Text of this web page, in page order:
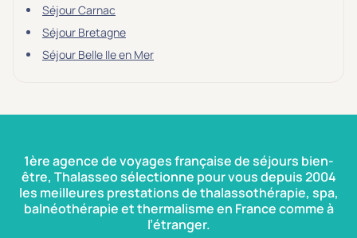
Séjour Carnac
Séjour Bretagne
Séjour Belle Ile en Mer
1ère agence de voyages française de séjours bien-
être, Thalasseo sélectionne pour vous depuis 2004
les meilleures prestations de thalassothérapie, spa,
balnéothérapie et thermalisme en France comme à
l’étranger.